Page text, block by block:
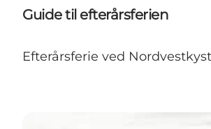
Events
Planlæg din ferie
Guide til efterårsferien
Efterårsferie ved